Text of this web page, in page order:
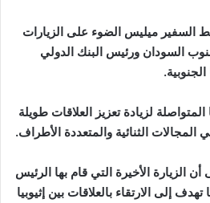
السفير ميليس الضوء على الزيارات
السودان ورئيس البنك الدولي
لزيادة تعزيز العلاقات طويلة
المجالات الثنائية والمتعددة الأطراف.
الزيارة الأخيرة التي قام بها الرئيس
إلى الارتقاء بالعلاقات بين إثيوبيا